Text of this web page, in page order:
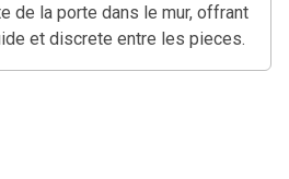
de la porte dans le mur, offrant
et discrete entre les pieces.